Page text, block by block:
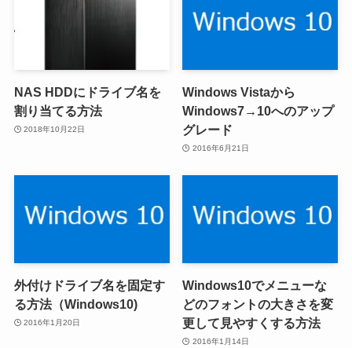
NAS HDDにドライブ名を
割り当てる方法
2018年10月22日
Windows Vistaから
Windows7→10へのアップ
グレード
2016年6月21日
外付けドライブ名を固定す
る方法（Windows10)
2016年1月20日
Windows10でメニューな
どのフォントの大きさを変
更して見やすくする方法
2016年1月14日